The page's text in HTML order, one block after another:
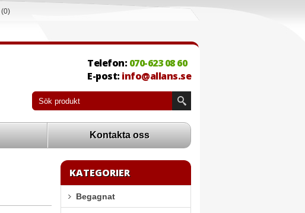
(0)
Telefon: 070-623 08 60
E-post: info@allans.se
Kontakta oss
KATEGORIER
Begagnat